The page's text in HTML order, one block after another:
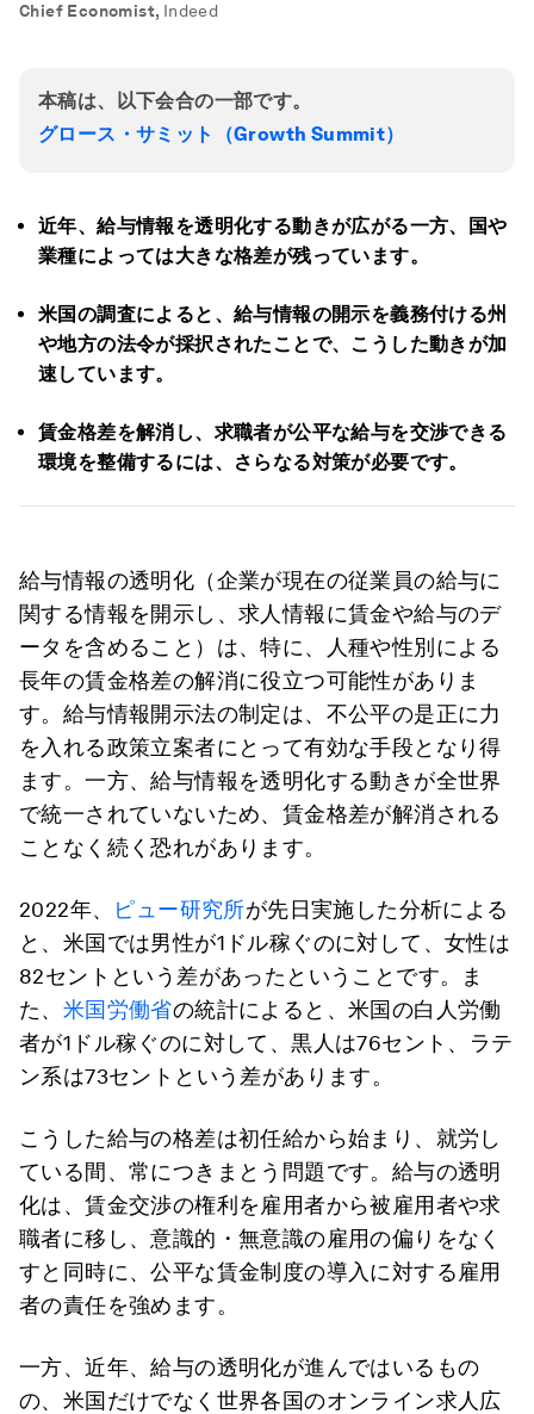
Chief Economist, Indeed
本稿は、以下会合の一部です。
グロース・サミット（Growth Summit）
近年、給与情報を透明化する動きが広がる一方、国や
業種によっては大きな格差が残っています。
米国の調査によると、給与情報の開示を義務付ける州
や地方の法令が採択されたことで、こうした動きが加
速しています。
賃金格差を解消し、 求職者が公平な給与を交渉できる
環境を整備するには、さらなる対策が必要です。
給与情報の透明化（企業が現在の従業員の給与に
関する情報を開示し、求人情報に賃金や給与のデ
ータを含めること）は、特に、人種や性別による
長年の賃金格差の解消に役立つ可能性がありま
す。給与情報開示法の制定は、不公平の是正に力
を入れる政策立案者にとって有効な手段となり得
ます。一方、給与情報を透明化する動きが全世界
で統一されていないため、賃金格差が解消される
ことなく続く恐れがあります。
2022年、 ピュー研究所が先日実施した分析による
と、米国では男性が1ドル稼ぐのに対して、女性は
82セントという差があったということです。ま
た、 米国労働省の統計によると、米国の白人労働
者が1ドル稼ぐのに対して、黒人は76セント、ラテ
ン系は73セントという差があります。
こうした給与の格差は初任給から始まり、就労し
ている間、常につきまとう問題です。給与の透明
化は、賃金交渉の権利を雇用者から被雇用者や求
職者に移し、意識的・無意識の雇用の偏りをなく
すと同時に、公平な賃金制度の導入に対する雇用
者の責任を強めます。
一方、近年、給与の透明化が進んではいるもの
の、米国だけでなく世界各国のオンライン求人広